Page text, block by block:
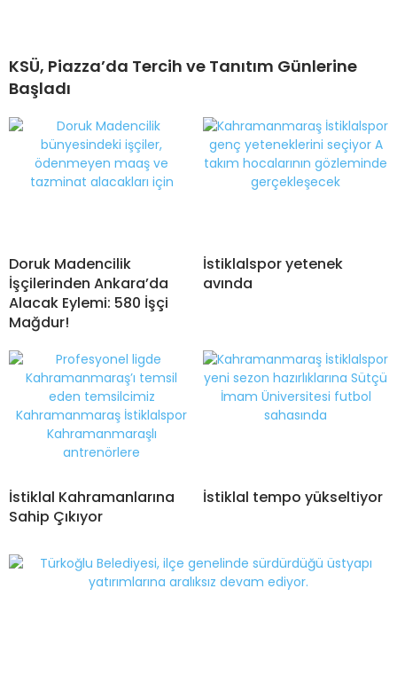
KSÜ, Piazza’da Tercih ve Tanıtım Günlerine
Başladı
Doruk Madencilik
İşçilerinden Ankara’da
Alacak Eylemi: 580 İşçi
Mağdur!
İstiklalspor yetenek
avında
İstiklal Kahramanlarına
Sahip Çıkıyor
İstiklal tempo yükseltiyor